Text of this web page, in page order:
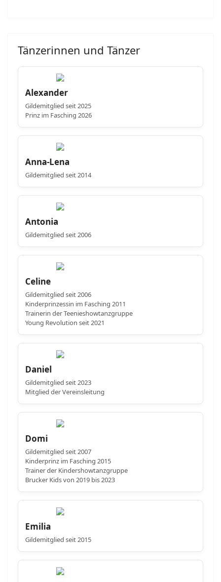
Tänzerinnen und Tänzer
Alexander
Gildemitglied seit 2025
Prinz im Fasching 2026
Anna-Lena
Gildemitglied seit 2014
Antonia
Gildemitglied seit 2006
Celine
Gildemitglied seit 2006
Kinderprinzessin im Fasching 2011
Trainerin der Teenieshowtanzgruppe
Young Revolution seit 2021
Daniel
Gildemitglied seit 2023
Mitglied der Vereinsleitung
Domi
Gildemitglied seit 2007
Kinderprinz im Fasching 2015
Trainer der Kindershowtanzgruppe
Brucker Kids von 2019 bis 2023
Emilia
Gildemitglied seit 2015